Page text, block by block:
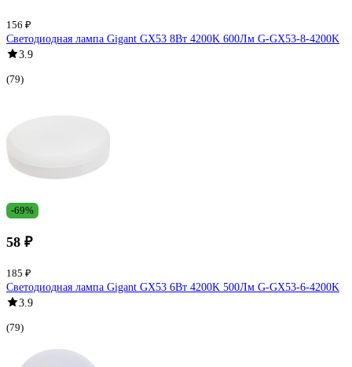
156 ₽
Светодиодная лампа Gigant GX53 8Вт 4200K 600Лм G-GX53-8-4200K
3.9
(79)
-69%
58 ₽
185 ₽
Светодиодная лампа Gigant GX53 6Вт 4200K 500Лм G-GX53-6-4200K
3.9
(79)